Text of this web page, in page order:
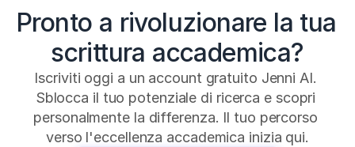
Pronto a rivoluzionare la tua
scrittura accademica?
Iscriviti oggi a un account gratuito Jenni AI.
Sblocca il tuo potenziale di ricerca e scopri
personalmente la differenza. Il tuo percorso
verso l'eccellenza accademica inizia qui.